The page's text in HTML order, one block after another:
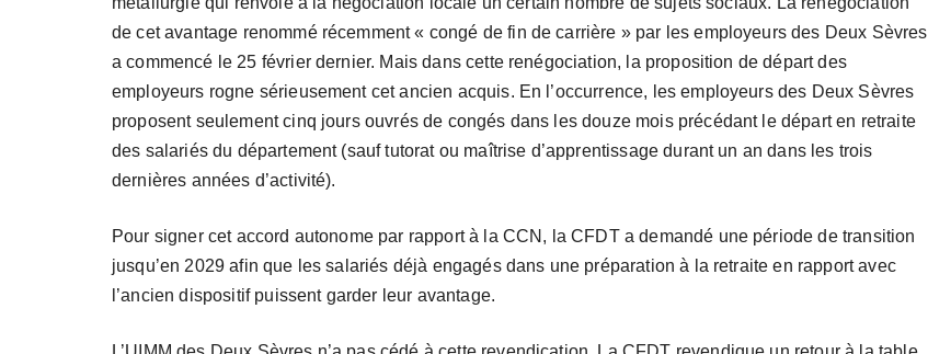
de cet avantage renommé récemment « congé de fin de carrière » par les employeurs des Deux Sèvres
a commencé le 25 février dernier. Mais dans cette renégociation, la proposition de départ des
employeurs rogne sérieusement cet ancien acquis. En l’occurrence, les employeurs des Deux Sèvres
proposent seulement cinq jours ouvrés de congés dans les douze mois précédant le départ en retraite
des salariés du département (sauf tutorat ou maîtrise d’apprentissage durant un an dans les trois
dernières années d’activité).
Pour signer cet accord autonome par rapport à la CCN, la CFDT a demandé une période de transition
jusqu’en 2029 afin que les salariés déjà engagés dans une préparation à la retraite en rapport avec
l’ancien dispositif puissent garder leur avantage.